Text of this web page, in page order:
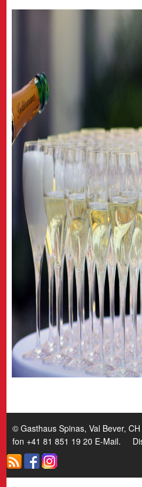
© Gasthaus Spinas, Val Bever,
fon +41 81 851 19 20 E-Mail.